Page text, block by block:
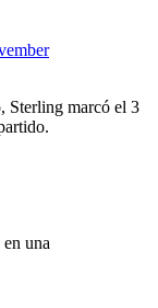
Sterling marcó el 3
una